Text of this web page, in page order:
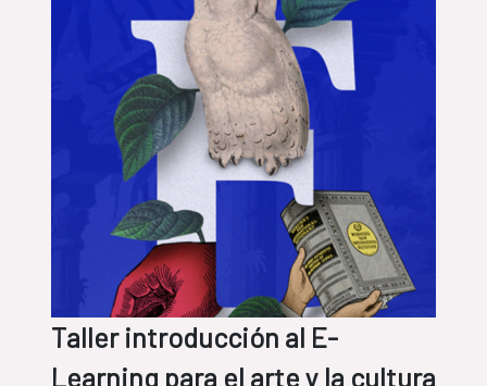
Taller introducción al E-
Learning para el arte y la cultura